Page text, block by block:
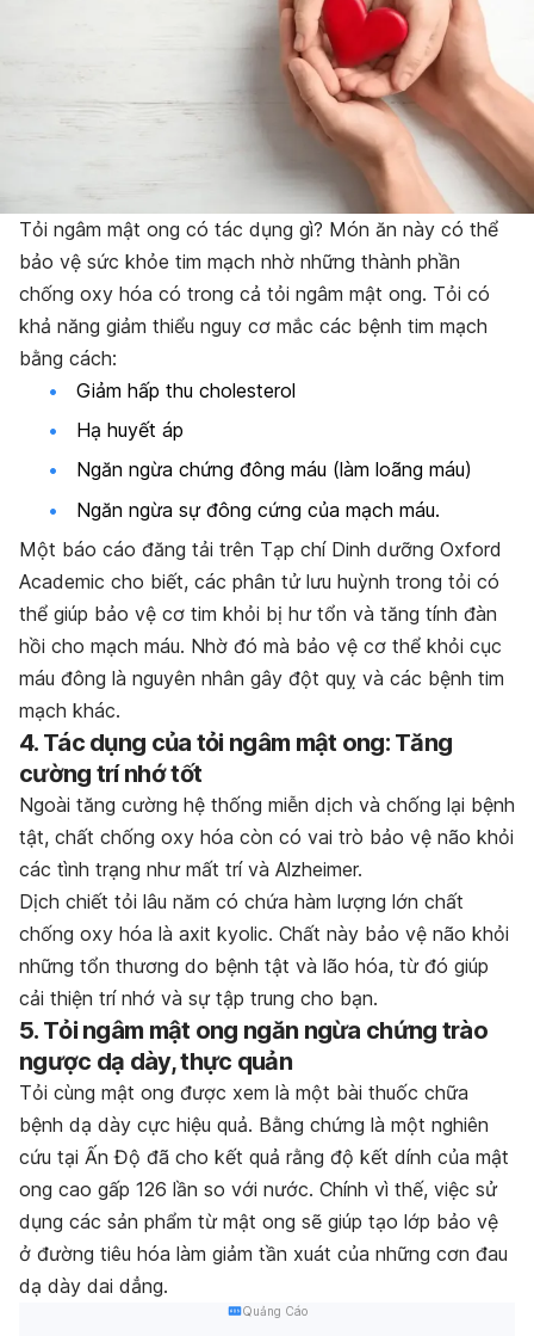
Tỏi ngâm mật ong có tác dụng gì? Món ăn này có thể
bảo vệ sức khỏe tim mạch nhờ những thành phần
chống oxy hóa có trong cả tỏi ngâm mật ong. Tỏi có
khả năng giảm thiểu nguy cơ mắc các bệnh tim mạch
bằng cách:
Giảm hấp thu cholesterol
Hạ huyết áp
Ngăn ngừa chứng đông máu (làm loãng máu)
Ngăn ngừa sự đông cứng của mạch máu.
Một báo cáo đăng tải trên Tạp chí Dinh dưỡng Oxford
Academic cho biết, các phân tử lưu huỳnh trong tỏi có
thể giúp bảo vệ cơ tim khỏi bị hư tổn và tăng tính đàn
hồi cho mạch máu. Nhờ đó mà bảo vệ cơ thể khỏi cục
máu đông là nguyên nhân gây đột quỵ và các bệnh tim
mạch khác.
4. Tác dụng của tỏi ngâm mật ong: Tăng
cường trí nhớ tốt
Ngoài tăng cường hệ thống miễn dịch và chống lại bệnh
tật, chất chống oxy hóa còn có vai trò bảo vệ não khỏi
các tình trạng như mất trí và Alzheimer.
Dịch chiết tỏi lâu năm có chứa hàm lượng lớn chất
chống oxy hóa là axit kyolic. Chất này bảo vệ não khỏi
những tổn thương do bệnh tật và lão hóa, từ đó giúp
cải thiện trí nhớ và sự tập trung cho bạn.
5. Tỏi ngâm mật ong ngăn ngừa chứng trào
ngược dạ dày, thực quản
Tỏi cùng mật ong được xem là một bài thuốc chữa
bệnh dạ dày cực hiệu quả. Bằng chứng là một nghiên
cứu tại Ấn Độ đã cho kết quả rằng độ kết dính của mật
ong cao gấp 126 lần so với nước. Chính vì thế, việc sử
dụng các sản phẩm từ mật ong sẽ giúp tạo lớp bảo vệ
ở đường tiêu hóa làm giảm tần xuát của những cơn đau
dạ dày dai dẳng.
Quảng Cáo